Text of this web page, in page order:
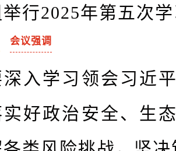
举行2025年第五次
会议强调
深入学习领会习近
实好政治安全、生